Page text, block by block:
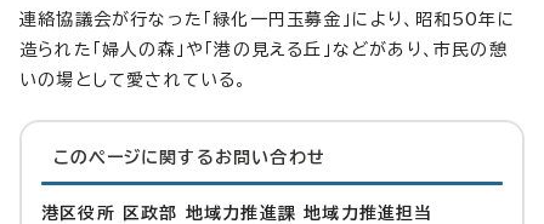
連絡協議会が行なった「緑化一円玉募金」により、昭和50年に
造られた「婦人の森」や「港の見える丘」などがあり、市民の憩
いの場として愛されている。
このページに関する お問い合わせ
港区役所 区政部 地域力推進課 地域力推進担当